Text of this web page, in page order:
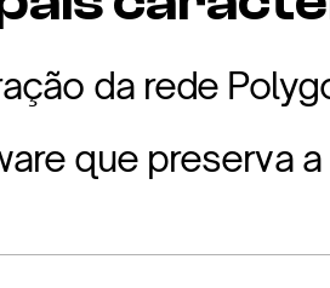
da rede
que preserva